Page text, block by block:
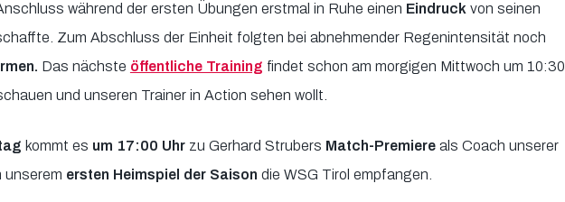
während der ersten Übungen erstmal in Ruhe einen Eindruck von seinen
Zum Abschluss der Einheit folgten bei abnehmender Regenintensität noch
Das nächste öffentliche Training findet schon am morgigen Mittwoch um 10:30
und unseren Trainer in Action sehen wollt.
kommt es um 17:00 Uhr zu Gerhard Strubers Match-Premiereals Coach unserer
unserem ersten Heimspiel der Saison die WSG Tirol empfangen.